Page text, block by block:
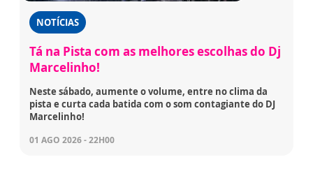
NOTÍCIAS
Tá na Pista com as melhores escolhas do Dj
Marcelinho!
Neste sábado, aumente o volume, entre no clima da
pista e curta cada batida com o som contagiante do DJ
Marcelinho!
01 AGO 2026 - 22H00